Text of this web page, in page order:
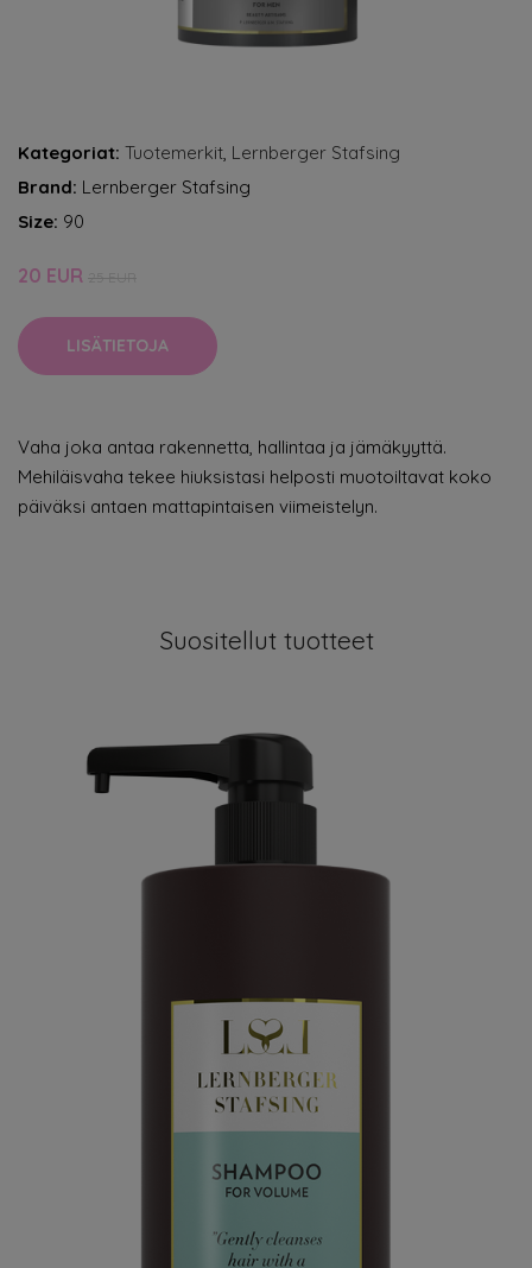
Kategoriat: Tuotemerkit, Lernberger Stafsing
Brand: Lernberger Stafsing
Size: 90
20 EUR
LISÄTIETOJA
Vaha joka antaa rakennetta, hallintaa ja jämäkyyttä.
Mehiläisvaha tekee hiuksistasi helposti muotoiltavat koko
päiväksi antaen mattapintaisen viimeistelyn.
Suositellut tuotteet